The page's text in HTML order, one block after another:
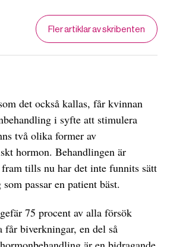
Fler artiklar av skribenten
det också kallas, får kvinnan
i syfte att stimulera
två olika former av
hormon. Behandlingen är
fram tills nu har det inte funnits sätt
passar en patient bäst.
75 procent av alla försök
biverkningar, en del så